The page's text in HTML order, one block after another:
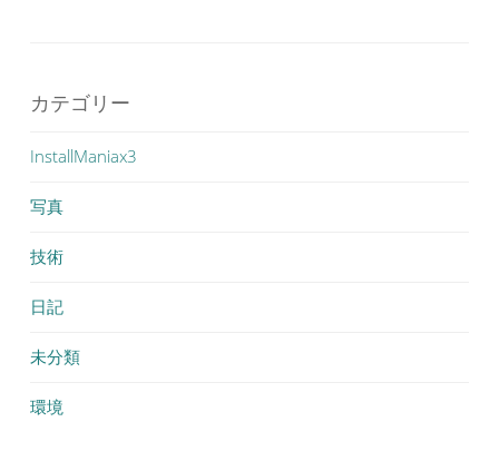
カテゴリー
InstallManiax3
写真
技術
日記
未分類
環境